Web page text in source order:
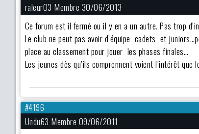
raleur03 Membre 30/06/2013
Ce forum est il fermé ou il y en a un autre. Pas trop
Le club ne peut pas avoir d’équipe cadets et
place au classement pour jouer les phases finales…
Les jeunes dès qu’ils comprennent voient l’intérêt
#4196
Undu63 Membre 09/06/2011